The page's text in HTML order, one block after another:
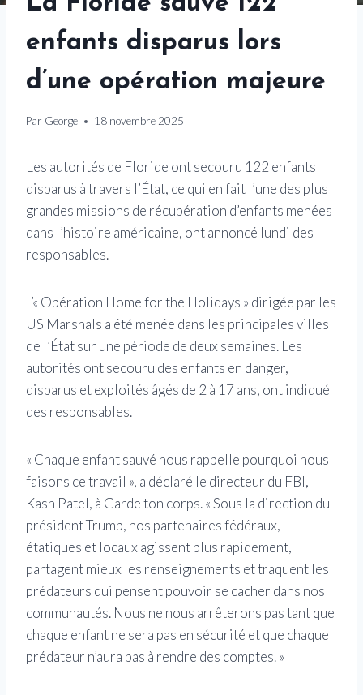
enfants disparus lors
d’une opération majeure
Par George 18 novembre 2025
Les autorités de Floride ont secouru 122 enfants
disparus à travers l’État, ce qui en fait l’une des plus
grandes missions de récupération d’enfants menées
dans l’histoire américaine, ont annoncé lundi des
responsables.
L’« Opération Home for the Holidays » dirigée par les
US Marshals a été menée dans les principales villes
de l’État sur une période de deux semaines. Les
autorités ont secouru des enfants en danger,
disparus et exploités âgés de 2 à 17 ans, ont indiqué
des responsables.
« Chaque enfant sauvé nous rappelle pourquoi nous
faisons ce travail », a déclaré le directeur du FBI,
Kash Patel, à Garde ton corps. « Sous la direction du
président Trump, nos partenaires fédéraux,
étatiques et locaux agissent plus rapidement,
partagent mieux les renseignements et traquent les
prédateurs qui pensent pouvoir se cacher dans nos
communautés. Nous ne nous arrêterons pas tant que
chaque enfant ne sera pas en sécurité et que chaque
prédateur n’aura pas à rendre des comptes. »